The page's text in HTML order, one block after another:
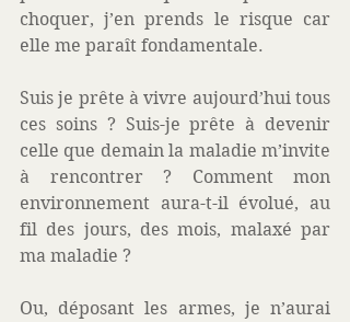
choquer, j’en prends le risque car
elle me paraît fondamentale.
Suis je prête à vivre aujourd’hui tous
ces soins ? Suis-je prête à devenir
celle que demain la maladie m’invite
à rencontrer ? Comment mon
environnement aura-t-il évolué, au
fil des jours, des mois, malaxé par
ma maladie ?
Ou, déposant les armes, je n’aurai